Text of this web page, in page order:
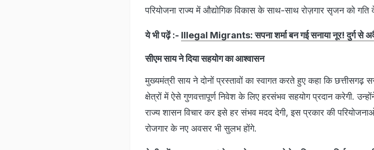
परियोजना राज्य में औद्योगिक विकास के साथ-साथ रोज़गार सृजन को गति
ये भी पढ़ें :- Illegal Migrants: सपना शर्मा बन गई सनाया नूर! दुर्ग से अवैध
सीएम साय ने दिया सहयोग का आश्वासन
मुख्यमंत्री साय ने दोनों प्रस्तावों का स्वागत करते हुए कहा कि छत्तीसगढ़
क्षेत्रों में ऐसे गुणवत्तापूर्ण निवेश के लिए हरसंभव सहयोग प्रदान करेगी.
राज्य शासन विचार कर इसे हर संभव मदद देगी, इस प्रकार की
रोजगार के नए अवसर भी सुलभ होंगे.